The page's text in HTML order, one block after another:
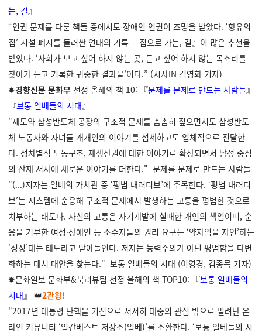
는, 길』
“인권 문제를 다룬 책들 중에서도 장애인 인권이 조명을 받았다. ‘향유의
집’ 시설 폐지를 둘러싼 연대의 기록 『집으로 가는, 길』 이 많은 추천을
받았다. ‘사회가 보고 싶어 하지 않는 곳, 듣고 싶어 하지 않는 목소리를
찾아가 듣고 기록한 귀중한 결과물’이다.” (시사IN 김영화 기자)
✸경향신문 문화부선정 올해의 책 10: 『문제를 문제로 만드는 사람들』
『보통 일베들의 시대』
"제도와 삼성반도체 공장의 구조적 문제를 촘촘히 짚으면서도 삼성반도
체 노동자와 자녀들 개개인의 이야기를 섬세하고도 입체적으로 전달한
다. 성차별적 노동구조, 재생산권에 대한 이야기로 확장되면서 남성 중심
의 산재 서사에 새로운 이야기를 더한다."_문제를 문제로 만드는 사람들
"(...)저자는 일베의 가치관 중 ‘평범 내러티브’에 주목한다. ‘평범 내러티
브’는 시스템에 순응해 구조적 문제에서 발생하는 고통을 평범한 것으로
치부하는 태도다. 자신의 고통은 자기계발에 실패한 개인의 책임이며, 순
응을 거부한 여성·장애인 등 소수자들의 권리 요구는 ‘약자임을 자인’하는
‘징징’대는 태도라고 받아들인다. 저자는 능력주의가 아닌 평범함을 다변
화하는 데서 대안을 찾는다."_보통 일베들의 시대 (이영경, 김종목 기자)
✸문화일보 문화부&북리뷰팀 선정 올해의 책 TOP10: 『보통 일베들의
시대』 👑2관왕!
"2017년 대통령 탄핵을 기점으로 서서히 대중의 관심 밖으로 밀려난 온
라인 커뮤니티 ‘일간베스트 저장소(일베)’를 소환한다. ‘보통 일베들의 시